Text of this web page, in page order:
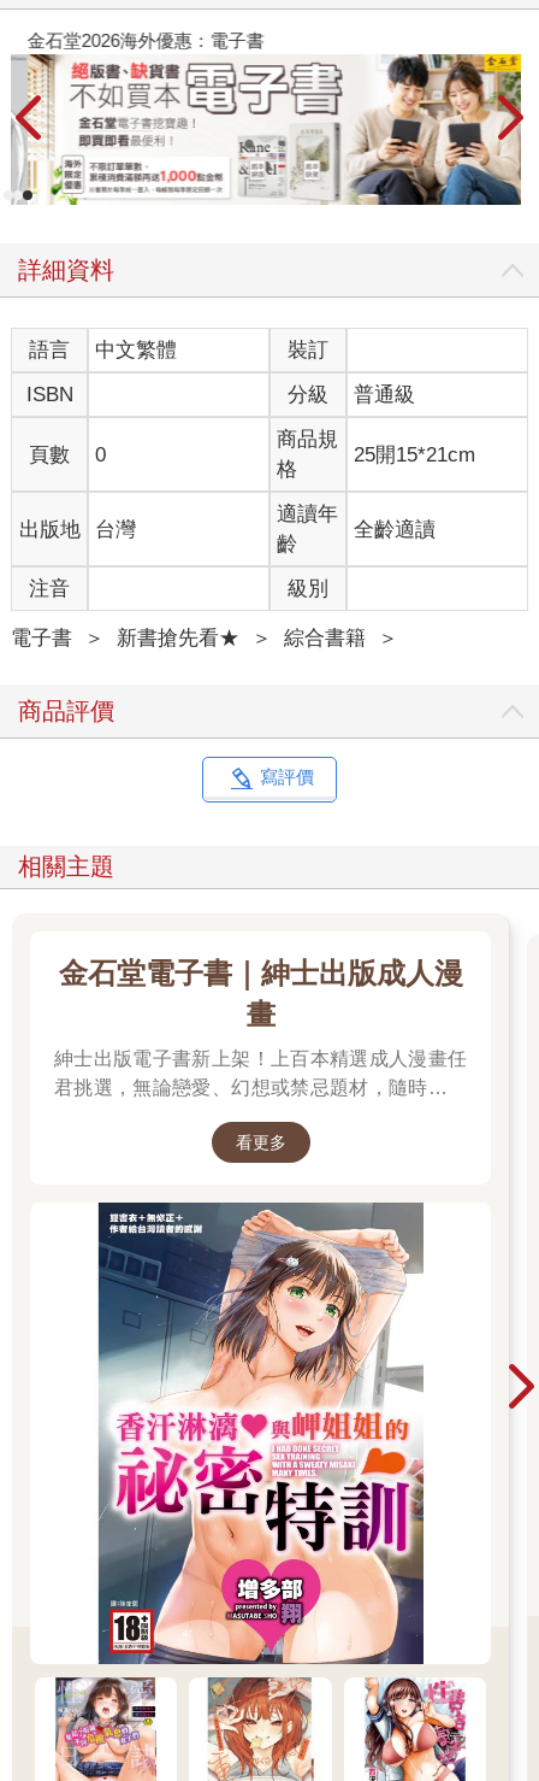
金石堂2026海外優惠：電子書
詳細資料
語言 中文繁體
裝訂
ISBN
分級 普通級
頁數 0
商品規
格
25開15*21cm
出版地 台灣
適讀年
齡
全齡適讀
注音 級別
電子書 ＞ 新書搶先看★ ＞ 綜合書籍 ＞
商品評價
寫評價
相關主題
金石堂電子書｜紳士出版成人漫
畫
紳士出版電子書新上架！上百本精選成人漫畫任
君挑選，無論戀愛、幻想或禁忌題材，隨時開讀
看更多